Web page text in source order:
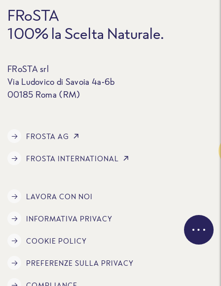
FRoSTA
100% la Scelta Naturale.
FRoSTA srl
Via Ludovico di Savoia 4a-6b
00185 Roma (RM)
FROSTA AG
FROSTA INTERNATIONAL
LAVORA CON NOI
INFORMATIVA PRIVACY
COOKIE POLICY
PREFERENZE SULLA PRIVACY